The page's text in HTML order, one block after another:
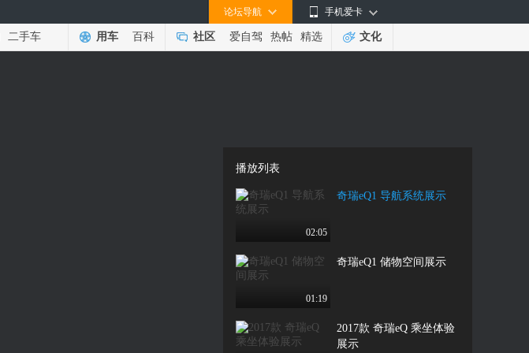
手机爱卡
论坛导航
二手车 用车 百科 社区 爱自驾 热帖 精选 文化
播放列表
02:05
奇瑞eQ1 导航系统展示
01:19
奇瑞eQ1 储物空间展示
2017款 奇瑞eQ 乘坐体验
展示